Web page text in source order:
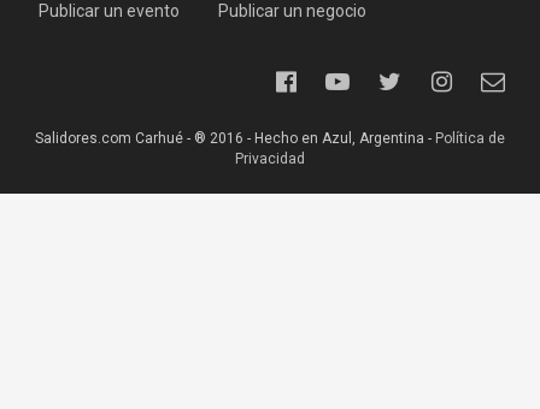
Publicar un evento Publicar un negocio
Salidores.com Carhué - ® 2016 - Hecho en Azul, Argentina - Política de
Privacidad